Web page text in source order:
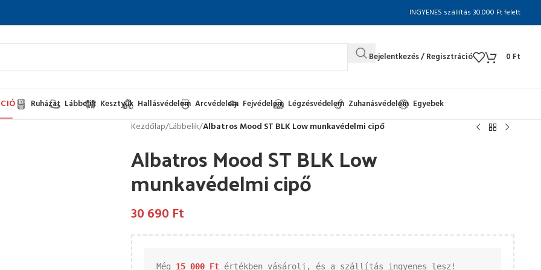
INGYENES szállítás 30.000 Ft felett
Bejelentkezés / Regisztráció 0 Ft
Ruházat Lábbelik Kesztyűk Hallásvédelem Arcvédelem Fejvédelem Légzésvédelem Zuhanásvédelem Egyebek
Kezdőlap/Lábbelik/Albatros Mood ST BLK Low munkavédelmi cipő
Albatros Mood ST BLK Low
munkavédelmi cipő
30 690 Ft
Még 15 000 Ft értékben vásárolj, és a szállítás ingyenes lesz!